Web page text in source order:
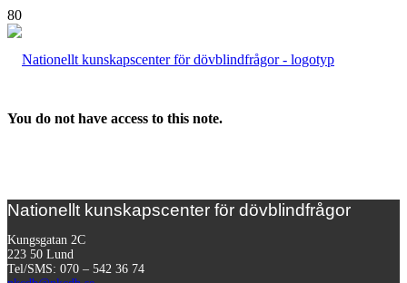
You do not have access to this note.
Nationellt kunskapscenter för dövblindfrågor
Kungsgatan 2C
223 50 Lund
Tel/SMS: 070 – 542 36 74